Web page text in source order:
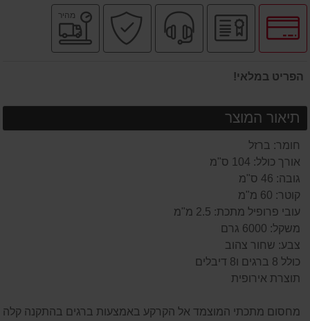
לחץ
לאפשרויות
תשלומים
יבואן
רשמי
שירות
מקצועי
קניה
בטוחה
מהיר
הפריט במלאי!
תיאור המוצר
חומר: ברזל
אורך כולל: 104 ס"מ
גובה: 46 ס"מ
קוטר: 60 מ"מ
עובי פרופיל מתכת: 2.5 מ"מ
משקל: 6000 גרם
צבע: שחור צהוב
כולל 8 ברגים ו8 דיבלים
תוצרת אירופית
מחסום מתכתי המוצמד אל הקרקע באמצעות ברגים בהתקנה קלה